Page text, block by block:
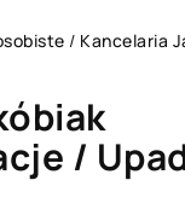
/ Kancelaria
/